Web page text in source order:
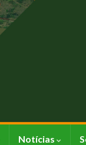
Notícias